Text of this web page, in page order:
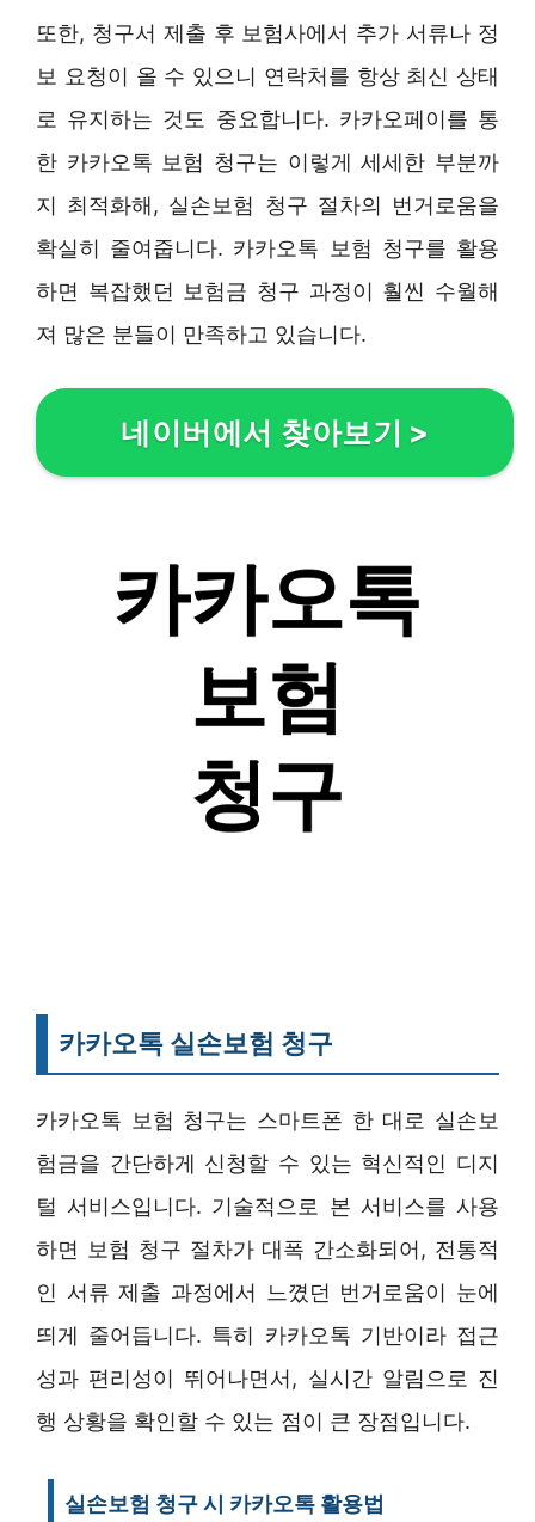
또한, 청구서 제출 후 보험사에서 추가 서류나 정
보 요청이 올 수 있으니 연락처를 항상 최신 상태
로 유지하는 것도 중요합니다. 카카오페이를 통
한 카카오톡 보험 청구는 이렇게 세세한 부분까
지 최적화해, 실손보험 청구 절차의 번거로움을
확실히 줄여줍니다. 카카오톡 보험 청구를 활용
하면 복잡했던 보험금 청구 과정이 훨씬 수월해
져 많은 분들이 만족하고 있습니다.
네이버에서 찾아보기 >
카카오톡 실손보험 청구
카카오톡 보험 청구는 스마트폰 한 대로 실손보
험금을 간단하게 신청할 수 있는 혁신적인 디지
털 서비스입니다. 기술적으로 본 서비스를 사용
하면 보험 청구 절차가 대폭 간소화되어, 전통적
인 서류 제출 과정에서 느꼈던 번거로움이 눈에
띄게 줄어듭니다. 특히 카카오톡 기반이라 접근
성과 편리성이 뛰어나면서, 실시간 알림으로 진
행 상황을 확인할 수 있는 점이 큰 장점입니다.
실손보험 청구 시 카카오톡 활용법